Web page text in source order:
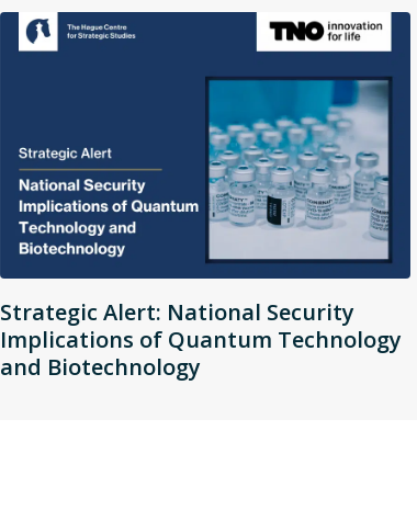
Strategic Alert: National Security
Implications of Quantum Technology
and Biotechnology